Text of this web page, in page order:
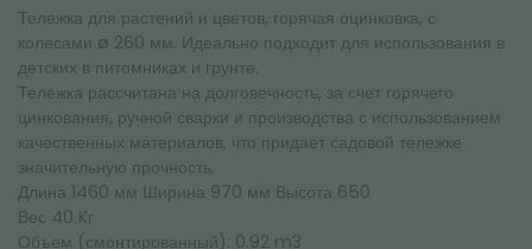
Тележка для растений и цветов, горячая оцинковка, с
колесами ø 260 мм. Идеально подходит для использования в
детских в питомниках и грунте.
Тележка рассчитана на долговечность, за счет горячего
цинкования, ручной сварки и производства с использованием
качественных материалов, что придает садовой тележке
значительную прочность.
Длина 1460 мм Ширина 970 мм Высота 650
Вес 40 Kг
Объем (смонтированный): 0.92 m3